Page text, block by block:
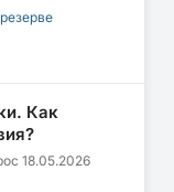
Как
18.05.2026